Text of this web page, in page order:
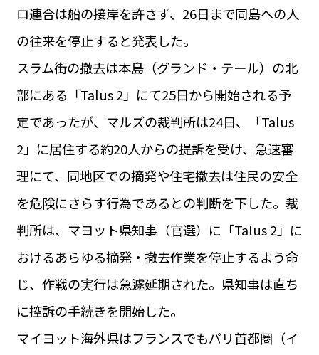
#カルカッソンヌ Carcassonne
#サステナブル
#フランス生活
#レシピ #ビューティー
#コスメ
#アルザス地方
#フランスの地方 #フロマージュ
ロ連合は船の接岸を許さず、26日まで同島への人
の往来を停止すると発表した。
スラム街の撤去は本島（グランド・テール）の北
部にある「Talus 2」にて25日から開始される予
定であったが、マルズの裁判所は24日、「Talus
2」に居住する約20人からの提訴を受け、急速審
理にて、同地区での摘発や住宅撤去は住民の安全
を危険にさらす行為であるとの判断を下した。裁
判所は、マヨット県知事（官選）に「Talus 2」に
おけるあらゆる摘発・撤去作業を停止するよう命
じ、作戦の実行は急遽延期された。県知事は直ち
に控訴の手続きを開始した。
マイヨット海外県はフランスでもパリ首都圏（イ